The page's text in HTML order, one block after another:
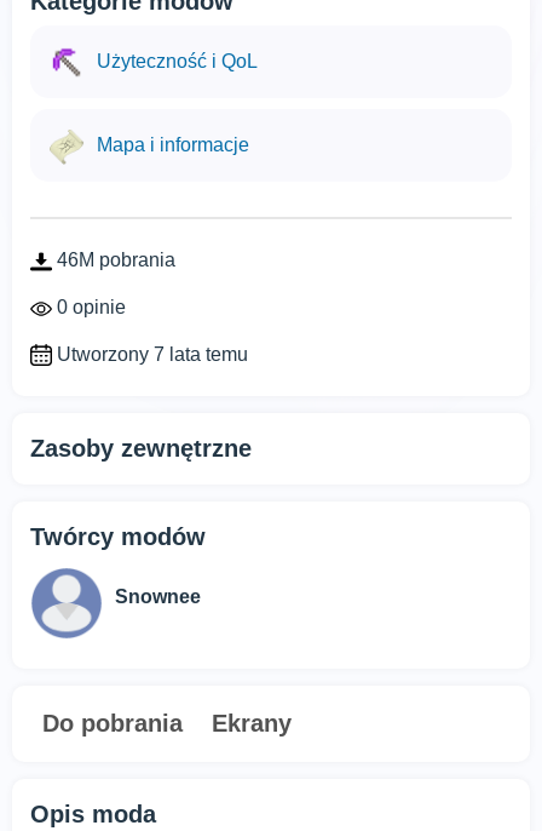
Użyteczność i QoL
Mapa i informacje
46M pobrania
0 opinie
Utworzony 7 lata temu
Zasoby zewnętrzne
Twórcy modów
Snownee
Do pobrania Ekrany
Opis moda